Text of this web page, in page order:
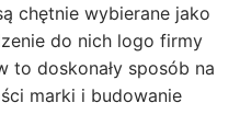
chętnie wybierane jako
do nich logo firmy
to doskonały sposób na
marki i budowanie